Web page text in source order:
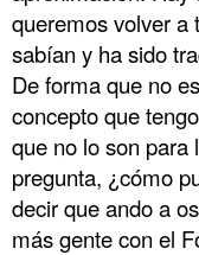
queremos volver a
sabían y ha sido
De forma que no
concepto que
que no lo son para
pregunta, ¿cómo
decir que ando a
más gente con el